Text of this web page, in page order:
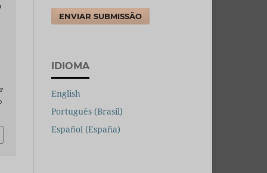
ENVIAR SUBMISSÃO
IDIOMA
English
Português (Brasil)
Español (España)